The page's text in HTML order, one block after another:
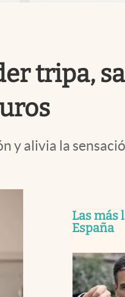
tripa,
y alivia la
Las más
España